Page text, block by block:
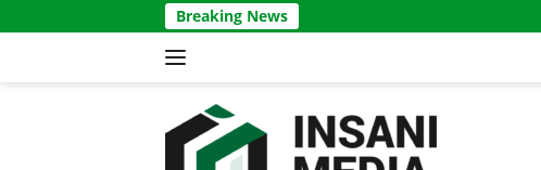
ke
Breaking News